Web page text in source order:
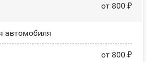
от 800 ₽
автомобиля
от 800 ₽